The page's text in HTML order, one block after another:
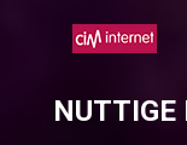
NUTTIGE